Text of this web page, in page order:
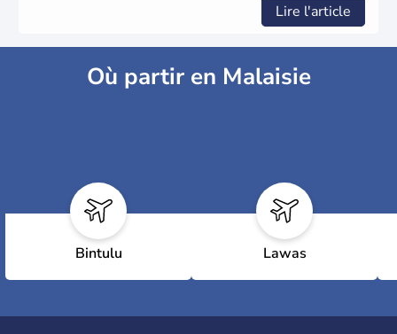
Lire l'article
Où partir en Malaisie
Bintulu Lawas